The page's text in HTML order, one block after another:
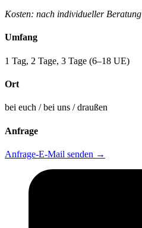
Kosten: nach individueller Beratung
Umfang
1 Tag, 2 Tage, 3 Tage (6–18 UE)
Ort
bei euch / bei uns / draußen
Anfrage
Anfrage-E-Mail senden →